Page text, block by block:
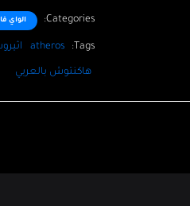
Categories: الواي
Tags:
atheros
هاكنتوش بالعربي